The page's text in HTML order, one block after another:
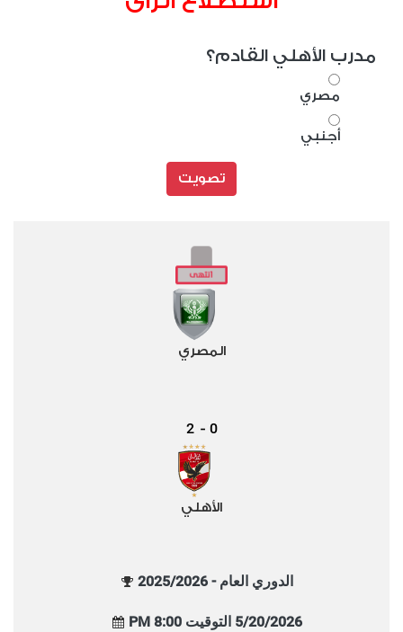
مدرب الأهلي القادم؟
مصري
أجنبي
تصويت
المصري
0
-
2
الأهلي
الدوري العام - 2025/2026
5/20/2026 التوقيت 8:00 PM